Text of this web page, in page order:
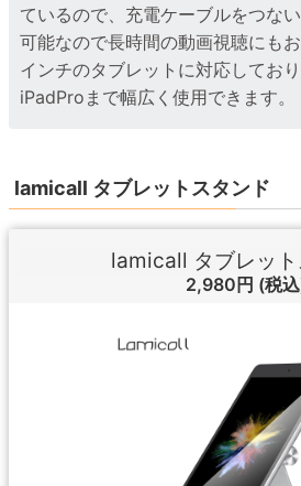
ているので、充電ケーブルをつな
可能なので長時間の動画視聴にも
インチのタブレットに対応してお
iPadProまで幅広く使用できます。
lamicall タブレットスタンド
lamicall タブレット
2,980円 (税